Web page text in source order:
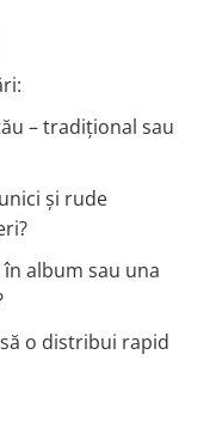
– tradițional sau
și rude
album sau una
o distribui rapid